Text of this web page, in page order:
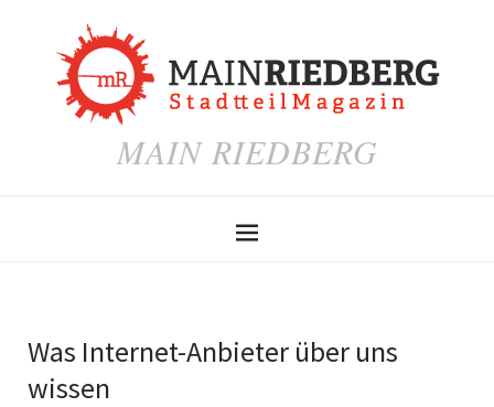
MAIN RIEDBERG
Was Internet-Anbieter über uns
wissen